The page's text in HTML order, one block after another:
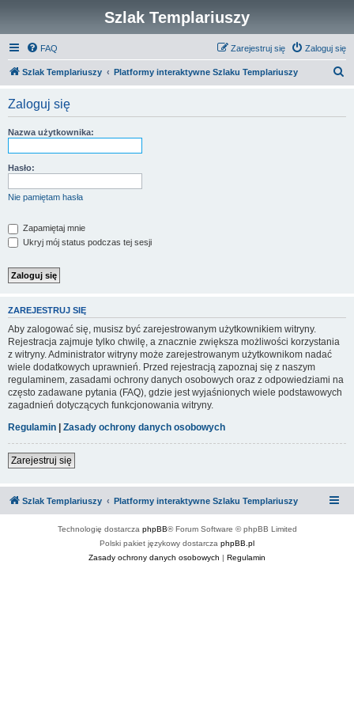
Szlak Templariuszy
FAQ Zaloguj się
Zarejestruj się
Szlak Templariuszy Platformy interaktywne Szlaku Templariuszy
Zaloguj się
Nazwa użytkownika:
Hasło:
Nie pamiętam hasła
Zapamiętaj mnie
Ukryj mój status podczas tej sesji
ZAREJESTRUJ SIĘ
Aby zalogować się, musisz być zarejestrowanym użytkownikiem witryny.
Rejestracja zajmuje tylko chwilę, a znacznie zwiększa możliwości korzystania
z witryny. Administrator witryny może zarejestrowanym użytkownikom nadać
wiele dodatkowych uprawnień. Przed rejestracją zapoznaj się z naszym
regulaminem, zasadami ochrony danych osobowych oraz z odpowiedziami na
często zadawane pytania (FAQ), gdzie jest wyjaśnionych wiele podstawowych
zagadnień dotyczących funkcjonowania witryny.
Regulamin | Zasady ochrony danych osobowych
Zarejestruj się
Szlak Templariuszy Platformy interaktywne Szlaku Templariuszy
Technologię dostarcza phpBB® Forum Software © phpBB Limited
Polski pakiet językowy dostarcza phpBB.pl
Zasady ochrony danych osobowych | Regulamin